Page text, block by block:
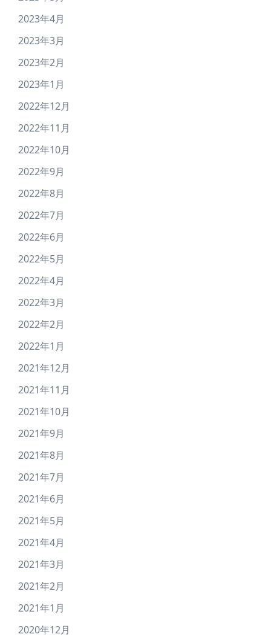
2023年4月
2023年3月
2023年2月
2023年1月
2022年12月
2022年11月
2022年10月
2022年9月
2022年8月
2022年7月
2022年6月
2022年5月
2022年4月
2022年3月
2022年2月
2022年1月
2021年12月
2021年11月
2021年10月
2021年9月
2021年8月
2021年7月
2021年6月
2021年5月
2021年4月
2021年3月
2021年2月
2021年1月
2020年12月